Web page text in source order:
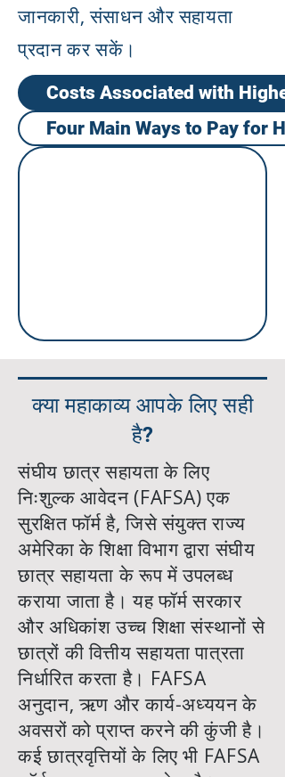
जानकारी, संसाधन और सहायता
प्रदान कर सकें।
Costs Associated with
Four Main Ways to Pay for
क्या महाकाव्य आपके लिए सही
है?
संघीय छात्र सहायता के लिए
निःशुल्क आवेदन (FAFSA) एक
सुरक्षित फॉर्म है, जिसे संयुक्त राज्य
अमेरिका के शिक्षा विभाग द्वारा संघीय
छात्र सहायता के रूप में उपलब्ध
कराया जाता है। यह फॉर्म सरकार
और अधिकांश उच्च शिक्षा संस्थानों से
छात्रों की वित्तीय सहायता पात्रता
निर्धारित करता है। FAFSA
अनुदान, ऋण और कार्य-अध्ययन के
अवसरों को प्राप्त करने की कुंजी है।
कई छात्रवृत्तियों के लिए भी FAFSA